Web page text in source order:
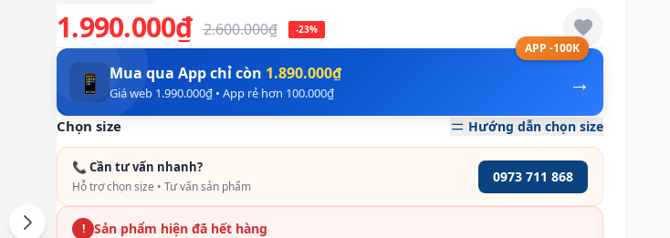
1.990.000₫ 2.600.000₫ -23%
APP -100K
→
📱 Mua qua App chỉ còn 1.890.000₫
Giá web 1.990.000₫ • App rẻ hơn 100.000₫
Chọn size Hướng dẫn chọn size
📞 Cần tư vấn nhanh?
Hỗ trợ chọn size • Tư vấn sản phẩm
0973 711 868
! Sản phẩm hiện đã hết hàng